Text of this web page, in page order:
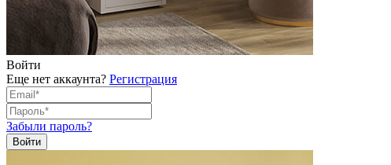
Войти
Еще нет аккаунта? Регистрация
Забыли пароль?